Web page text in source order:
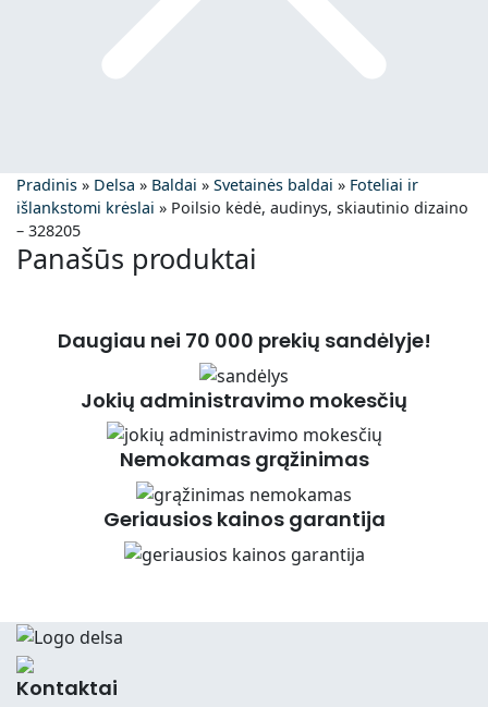
Pradinis » Delsa » Baldai » Svetainės baldai » Foteliai ir
išlankstomi krėslai » Poilsio kėdė, audinys, skiautinio dizaino
– 328205
Panašūs produktai
Daugiau nei 70 000 prekių sandėlyje!
Jokių administravimo mokesčių
Nemokamas grąžinimas
Geriausios kainos garantija
Kontaktai